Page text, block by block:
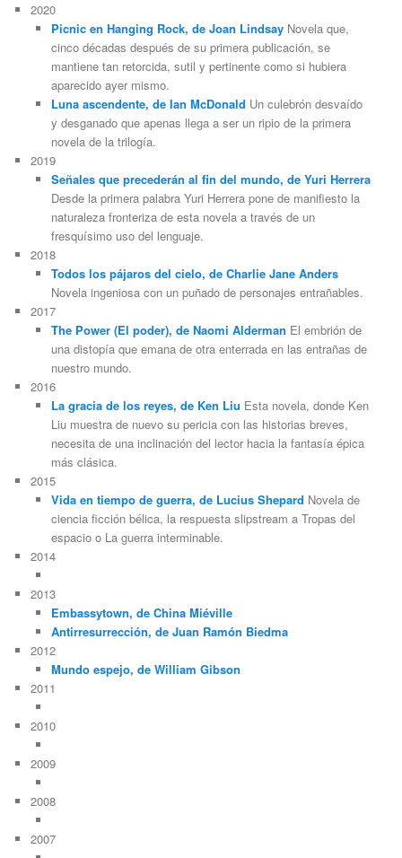
2020
Picnic en Hanging Rock, de Joan LindsayNovela que,
cinco décadas después de su primera publicación, se
mantiene tan retorcida, sutil y pertinente como si hubiera
aparecido ayer mismo.
Luna ascendente, de Ian McDonald Un culebrón desvaído
y desganado que apenas llega a ser un ripio de la primera
novela de la trilogía.
2019
Señales que precederán al fin del mundo, de Yuri Herrera
Desde la primera palabra Yuri Herrera pone de manifiesto la
naturaleza fronteriza de esta novela a través de un
fresquísimo uso del lenguaje.
2018
Todos los pájaros del cielo, de Charlie Jane Anders
Novela ingeniosa con un puñado de personajes entrañables.
2017
The Power (El poder), de Naomi Alderman El embrión de
una distopía que emana de otra enterrada en las entrañas de
nuestro mundo.
2016
La gracia de los reyes, de Ken Liu Esta novela, donde Ken
Liu muestra de nuevo su pericia con las historias breves,
necesita de una inclinación del lector hacia la fantasía épica
más clásica.
2015
Vida en tiempo de guerra, de Lucius Shepard Novela de
ciencia ficción bélica, la respuesta slipstream a Tropas del
espacio o La guerra interminable.
2014
2013
Embassytown, de China Miéville
Antirresurrección, de Juan Ramón Biedma
2012
Mundo espejo, de William Gibson
2011
2010
2009
2008
2007